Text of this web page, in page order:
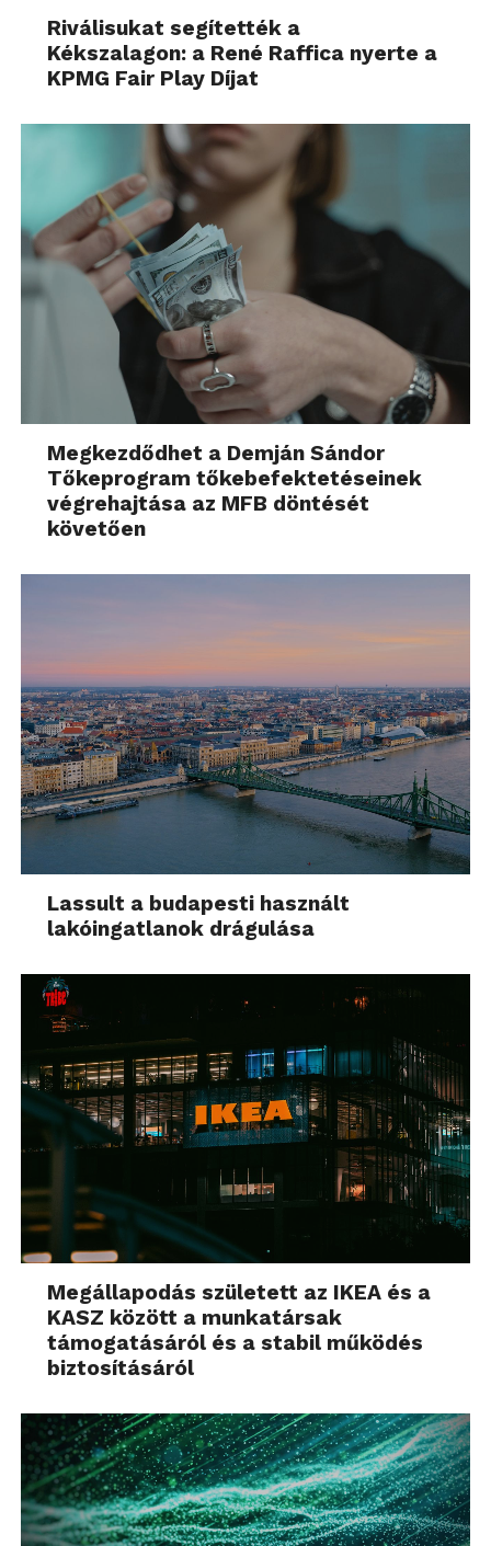
Riválisukat segítették a
Kékszalagon: a René Raffica nyerte a
KPMG Fair Play Díjat
Megkezdődhet a Demján Sándor
Tőkeprogram tőkebefektetéseinek
végrehajtása az MFB döntését
követően
Lassult a budapesti használt
lakóingatlanok drágulása
Megállapodás született az IKEA és a
KASZ között a munkatársak
támogatásáról és a stabil működés
biztosításáról